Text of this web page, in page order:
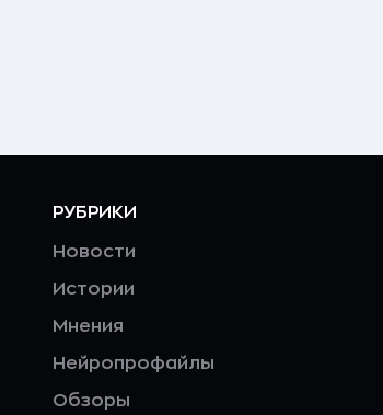
РУБРИКИ
Новости
Истории
Мнения
Нейропрофайлы
Обзоры